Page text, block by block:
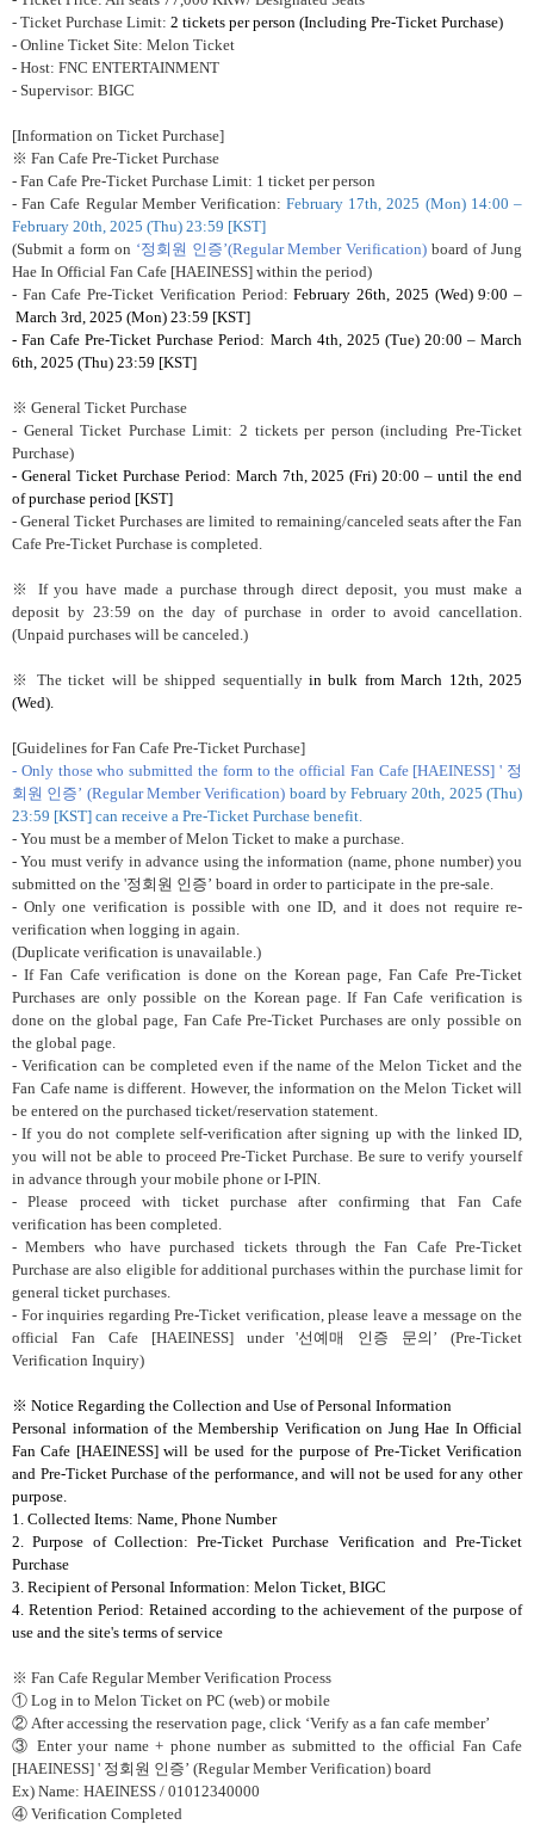
- Ticket Purchase Limit: 2 tickets per person (Including Pre-Ticket Purchase)
- Online Ticket Site: Melon Ticket
- Host: FNC ENTERTAINMENT
- Supervisor: BIGC
[Information on Ticket Purchase]
※ Fan Cafe Pre-Ticket Purchase
- Fan Cafe Pre-Ticket Purchase Limit: 1 ticket per person
- Fan Cafe Regular Member Verification:February 17th, 2025 (Mon) 14:00–
February 20th, 2025 (Thu) 23:59 [KST]
(Submit a form on ‘정회원 인증’(Regular Member Verification)board of Jung
Hae In Official Fan Cafe [HAEINESS] within the period)
- Fan Cafe Pre-Ticket Verification Period:February 26th, 2025 (Wed) 9:00–
March 3rd, 2025 (Mon) 23:59 [KST]
- Fan Cafe Pre-Ticket Purchase Period: March 4th, 2025 (Tue) 20:00 –March
6th, 2025 (Thu) 23:59 [KST]
※ General Ticket Purchase
- General Ticket Purchase Limit: 2 tickets per person (including Pre-Ticket
Purchase)
- General Ticket Purchase Period: March 7th, 2025 (Fri) 20:00– until the end
of purchase period [KST]
- General Ticket Purchases are limited to remaining/canceled seats after the Fan
Cafe Pre-Ticket Purchase is completed.
※
If you have made a purchase through direct deposit, you must make a
deposit by 23:59 on the day of purchase in order to avoid cancellation.
(Unpaid purchases will be canceled.)
※ The ticket will be shipped sequentiallyin bulk fromMarch 12th, 2025
(Wed).
[Guidelines for Fan Cafe Pre-Ticket Purchase]
- Only those who submitted the form to the official Fan Cafe [HAEINESS] ' 정
회원 인증’ (Regular Member Verification) board byFebruary 20th, 2025 (Thu)
23:59 [KST] can receive a Pre-Ticket Purchase benefit.
- You must be a member of Melon Ticket to make a purchase.
- You must verify in advance using the information (name, phone number) you
submitted on the '정회원 인증’ board in order to participate in the pre-sale.
- Only one verification is possible with one ID, and it does not require re-
verification when logging in again.
(Duplicate verification is unavailable.)
- If Fan Cafe verification is done on the Korean page, Fan Cafe Pre-Ticket
Purchases are only possible on the Korean page. If Fan Cafe verification is
done on the global page, Fan Cafe Pre-Ticket Purchases are only possible on
the global page.
- Verification can be completed even if the name of the Melon Ticket and the
Fan Cafe name is different. However, the information on the Melon Ticket will
be entered on the purchased ticket/reservation statement.
- If you do not complete self-verification after signing up with the linked ID,
you will not be able to proceed Pre-Ticket Purchase. Be sure to verify yourself
in advance through your mobile phone or I-PIN.
- Please proceed with ticket purchase after confirming that Fan Cafe
verification has been completed.
- Members who have purchased tickets through the Fan Cafe Pre-Ticket
Purchase are also eligible for additional purchases within the purchase limit for
general ticket purchases.
- For inquiries regarding Pre-Ticket verification, please leave a message on the
official Fan Cafe [HAEINESS] under '선예매 인증 문의’ (Pre-Ticket
Verification Inquiry)
※ Notice Regarding the Collection and Use of Personal Information
Personal information of the Membership Verification on Jung Hae In Official
Fan Cafe [HAEINESS]will be used for the purpose of Pre-Ticket Verification
and Pre-Ticket Purchase of the performance, and will not be used for any other
purpose.
1. Collected Items: Name, Phone Number
2. Purpose of Collection: Pre-Ticket Purchase Verification and Pre-Ticket
Purchase
3. Recipient of Personal Information: Melon Ticket, BIGC
4. Retention Period: Retained according to the achievement of the purpose of
use and the site's terms of service
※ Fan Cafe Regular Member Verification Process
① Log in to Melon Ticket on PC (web) or mobile
② After accessing the reservation page, click ‘Verify as a fan cafe member’
③ Enter your name + phone number as submitted to the official Fan Cafe
[HAEINESS] ' 정회원 인증’ (Regular Member Verification) board
Ex) Name: HAEINESS / 01012340000
④ Verification Completed